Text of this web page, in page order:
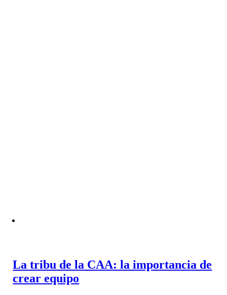
La tribu de la CAA: la importancia de
crear equipo